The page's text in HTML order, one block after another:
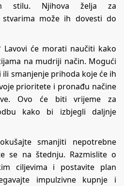
stilu. Njihova želja za
može ih dovesti do
će morati naučiti kako
na mudriji način. Mogući
smanjenje prihoda koje će ih
prioritete i pronađu načine
Ovo će biti vrijeme za
kako bi izbjegli daljnje
smanjiti nepotrebne
se na štednju. Razmislite o
ciljevima i postavite plan
impulzivne kupnje i